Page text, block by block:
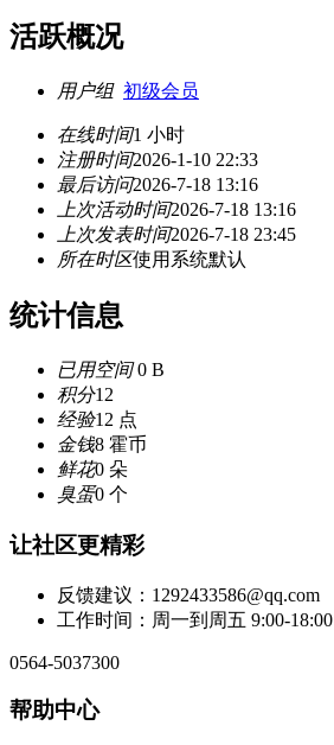
活跃概况
用户组 初级会员
在线时间1 小时
注册时间2026-1-10 22:33
最后访问2026-7-18 13:16
上次活动时间2026-7-18 13:16
上次发表时间2026-7-18 23:45
所在时区使用系统默认
统计信息
已用空间0 B
积分12
经验12 点
金钱8 霍币
鲜花0 朵
臭蛋0 个
让社区更精彩
反馈建议：1292433586@qq.com
工作时间：周一到周五 9:00-18:00
0564-5037300
帮助中心